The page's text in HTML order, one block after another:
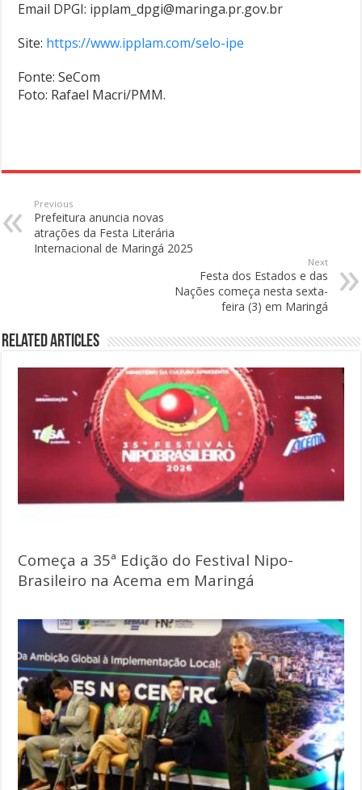
Email DPGI: ipplam_dpgi@maringa.pr.gov.br
Site: https://www.ipplam.com/selo-ipe
Fonte: SeCom
Foto: Rafael Macri/PMM.
Previous
Prefeitura anuncia novas
atrações da Festa Literária
Internacional de Maringá 2025
Next
Festa dos Estados e das
Nações começa nesta sexta-
feira (3) em Maringá
Related Articles
Começa a 35ª Edição do Festival Nipo-
Brasileiro na Acema em Maringá